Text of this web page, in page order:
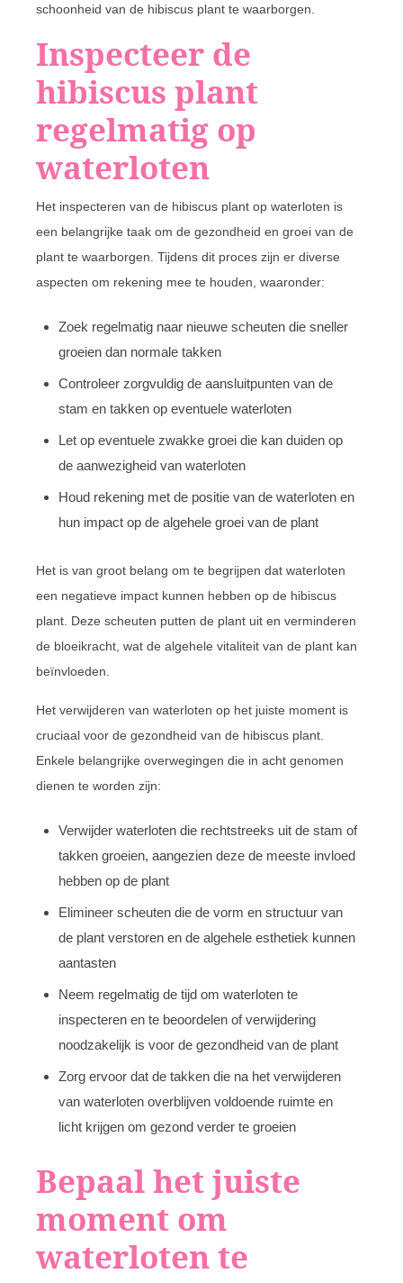
schoonheid van de hibiscus plant te waarborgen.
Inspecteer de
hibiscus plant
regelmatig op
waterloten
Het inspecteren van de hibiscus plant op waterloten is
een belangrijke taak om de gezondheid en groei van de
plant te waarborgen. Tijdens dit proces zijn er diverse
aspecten om rekening mee te houden, waaronder:
Zoek regelmatig naar nieuwe scheuten die sneller
groeien dan normale takken
Controleer zorgvuldig de aansluitpunten van de
stam en takken op eventuele waterloten
Let op eventuele zwakke groei die kan duiden op
de aanwezigheid van waterloten
Houd rekening met de positie van de waterloten en
hun impact op de algehele groei van de plant
Het is van groot belang om te begrijpen dat waterloten
een negatieve impact kunnen hebben op de hibiscus
plant. Deze scheuten putten de plant uit en verminderen
de bloeikracht, wat de algehele vitaliteit van de plant kan
beïnvloeden.
Het verwijderen van waterloten op het juiste moment is
cruciaal voor de gezondheid van de hibiscus plant.
Enkele belangrijke overwegingen die in acht genomen
dienen te worden zijn:
Verwijder waterloten die rechtstreeks uit de stam of
takken groeien, aangezien deze de meeste invloed
hebben op de plant
Elimineer scheuten die de vorm en structuur van
de plant verstoren en de algehele esthetiek kunnen
aantasten
Neem regelmatig de tijd om waterloten te
inspecteren en te beoordelen of verwijdering
noodzakelijk is voor de gezondheid van de plant
Zorg ervoor dat de takken die na het verwijderen
van waterloten overblijven voldoende ruimte en
licht krijgen om gezond verder te groeien
Bepaal het juiste
moment om
waterloten te